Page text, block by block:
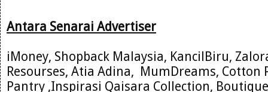
Antara Senarai Advertiser
iMoney, Shopback Malaysia, KancilBiru,
Resourses, Atia Adina, MumDreams, Cotton
Pantry ,Inspirasi Qaisara Collection,